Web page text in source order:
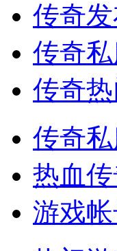
传奇发
传奇
传奇
传奇
热血
游戏